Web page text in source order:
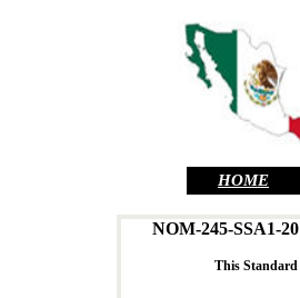
HOME
NOM-245-SSA1-
This Standard